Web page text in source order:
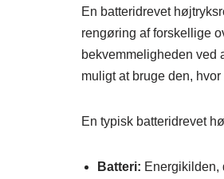
En batteridrevet
rengøring af forskellige
bekvemmeligheden ved
muligt at bruge den,
En typisk batteridrevet
Batteri: Energikilden,